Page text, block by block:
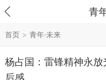
青
首页 > 青年·未来
杨占国：雷锋精神永
后感